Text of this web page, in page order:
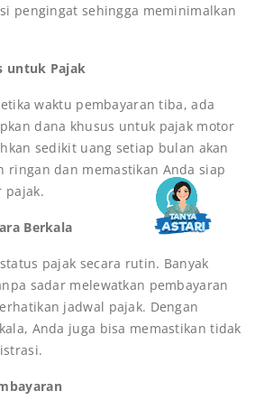
pengingat sehingga meminimalkan
untuk Pajak
waktu pembayaran tiba, ada
dana khusus untuk pajak motor
sedikit uang setiap bulan akan
ringan dan memastikan Anda siap
pajak.
Berkala
pajak secara rutin. Banyak
sadar melewatkan pembayaran
jadwal pajak. Dengan
Anda juga bisa memastikan tidak